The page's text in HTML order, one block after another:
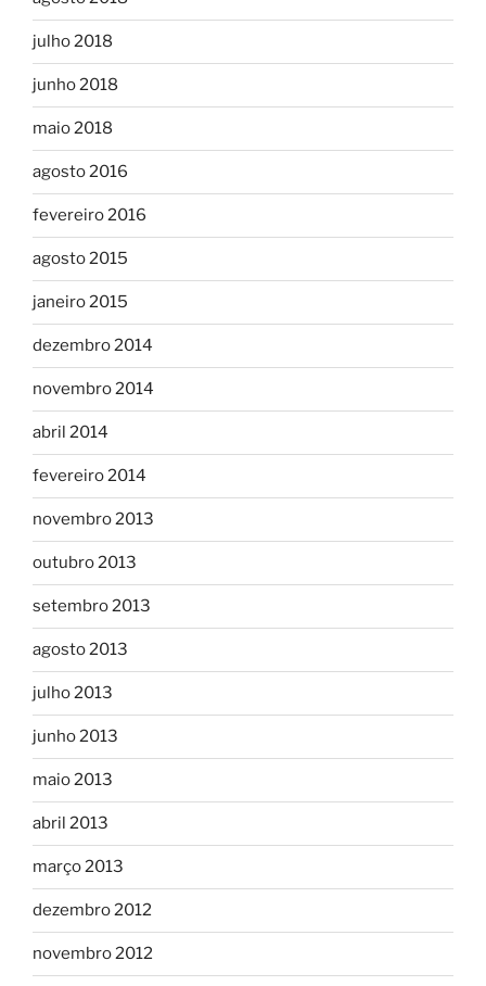
julho 2018
junho 2018
maio 2018
agosto 2016
fevereiro 2016
agosto 2015
janeiro 2015
dezembro 2014
novembro 2014
abril 2014
fevereiro 2014
novembro 2013
outubro 2013
setembro 2013
agosto 2013
julho 2013
junho 2013
maio 2013
abril 2013
março 2013
dezembro 2012
novembro 2012